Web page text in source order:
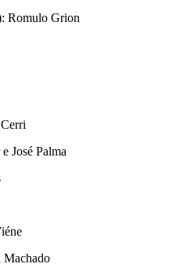
Romulo Grion
José Palma
Machado